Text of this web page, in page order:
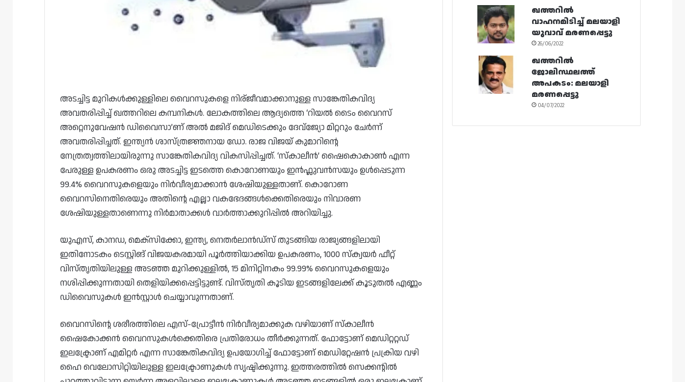
അടച്ചിട്ട മുറികൾക്കുള്ളിലെ വൈറസുകളെ നിര്ജീവമാക്കാനുള്ള സാങ്കേതികവിദ്യ
അവതരിപ്പിച്ച് ഖത്തറിലെ കമ്പനികൾ. ലോകത്തിലെ ആദ്യത്തെ ‘റിയൽ ടൈം വൈറസ്
അറ്റെനുവേഷൻ ഡിവൈസാ’ണ് അൽ മജിദ് മെഡിടെക്കും ദേവ്‌ജ്യോ മിറ്ററും ചേർന്ന്
അവതരിപ്പിച്ചത്. ഇന്ത്യൻ ശാസ്ത്രജ്ഞനായ ഡോ. രാജ വിജയ് കുമാറിന്റെ
നേത്രത്വത്തിലായിരുന്നു സാങ്കേതികവിദ്യ വികസിപ്പിച്ചത്. ‘സ്കാലീൻ’ ഷൈകൊകാൺ എന്ന
പേരുള്ള ഉപകരണം ഒരു അടച്ചിട്ട ഇടത്തെ കൊറോണയും ഇൻഫ്ലുവൻസയും ഉൾപ്പെടുന്ന
99.4% വൈറസുകളെയും നിർവീര്യമാക്കാൻ ശേഷിയുള്ളതാണ്. കൊറോണ
വൈറസിനെതിരെയും അതിന്റെ എല്ലാ വകഭേദങ്ങൾക്കെതിരെയും നിവാരണ
ശേഷിയുള്ളതാണെന്നു നിർമാതാക്കൾ വാർത്താക്കുറിപ്പിൽ അറിയിച്ചു.
യുഎസ്, കാനഡ, മെക്സിക്കോ, ഇന്ത്യ, നെതർലാൻഡ്‌സ് തുടങ്ങിയ രാജ്യങ്ങളിലായി
ഇതിനോടകം ടെസ്റ്റിങ് വിജയകരമായി പൂർത്തിയാക്കിയ ഉപകരണം, 1000 സ്ക്വയർ ഫീറ്റ്
വിസ്തൃതിയിലുള്ള അടഞ്ഞ മുറിക്കുള്ളിൽ, 15 മിനിറ്റിനകം 99.99% വൈറസുകളെയും
നശിപ്പിക്കുന്നതായി തെളിയിക്കപ്പെട്ടിട്ടുണ്ട്. വിസ്തൃതി കൂടിയ ഇടങ്ങളിലേക്ക് കൂടുതൽ എണ്ണം
ഡിവൈസുകൾ ഇൻസ്റ്റാൾ ചെയ്യാവുന്നതാണ്.
വൈറസിന്റെ ശരീരത്തിലെ എസ്-പ്രോട്ടീൻ നിർവീര്യമാക്കുക വഴിയാണ് സ്‌കാലീൻ
ഷൈകോക്കൻ വൈറസുകൾക്കെതിരെ പ്രതിരോധം തീർക്കുന്നത്. ഫോട്ടോണ് മെഡിറ്ററ്റഡ്
ഇലക്ട്രോണ് എമിറ്റർ എന്ന സാങ്കേതികവിദ്യ ഉപയോഗിച്ച് ഫോട്ടോണ് മെഡിറ്റേഷൻ പ്രക്രിയ വഴി
ഹൈ വെലോസിറ്റിയിലുള്ള ഇലക്ട്രോണുകൾ സൃഷ്ടിക്കുന്നു. ഇത്തരത്തിൽ സെക്കന്റിൽ
ഖത്തറിൽ
വാഹനമിടിച്ച് മലയാളി
യുവാവ് മരണപ്പെട്ടു
26/06/2022
ഖത്തറിൽ
ജോലിസ്ഥലത്ത്
അപകടം: മലയാളി
മരണപ്പെട്ടു
04/07/2022